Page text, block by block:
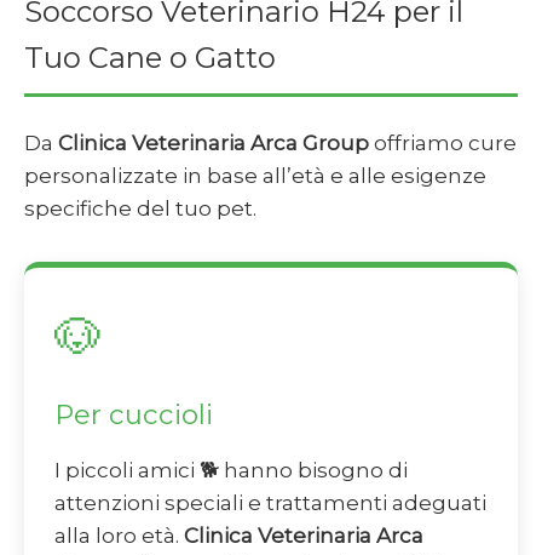
Soccorso Veterinario H24 per il
Tuo Cane o Gatto
Da Clinica Veterinaria Arca Group offriamo cure
personalizzate in base all’età e alle esigenze
specifiche del tuo pet.
🐶
Per cuccioli
I piccoli amici 🐕 hanno bisogno di
attenzioni speciali e trattamenti adeguati
alla loro età. Clinica Veterinaria Arca